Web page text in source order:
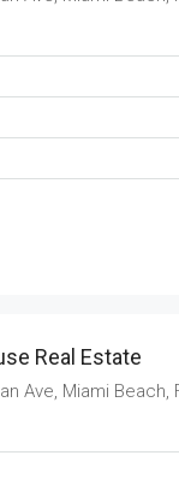
Real Estate
Ave, Miami Beach,